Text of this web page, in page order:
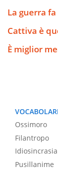
La guerra
Cattiva è
È miglior
Ossimoro
Filantropo
Idiosincrasia
Pusillanime